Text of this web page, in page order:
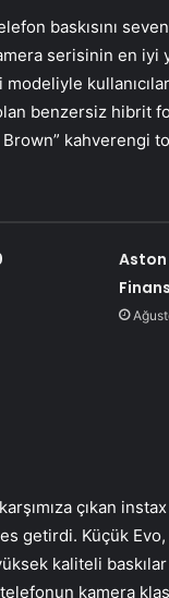
baskısını
serisinin en
benzersiz
kahverengi
Aston
çıkan
getirdi. Küçük
kaliteli
kamera